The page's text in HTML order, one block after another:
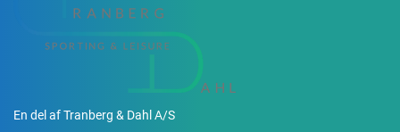
En del af Tranberg & Dahl A/S